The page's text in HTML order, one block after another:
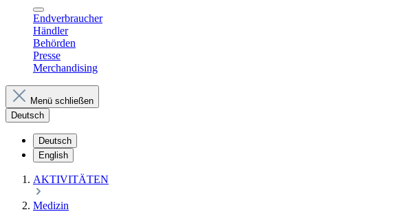
Endverbraucher
Händler
Behörden
Presse
Merchandising
Menü schließen
Deutsch
Deutsch
English
AKTIVITÄTEN
Medizin